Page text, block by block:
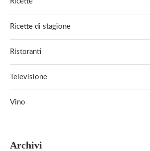
Ricette di stagione
Ristoranti
Televisione
Vino
Archivi